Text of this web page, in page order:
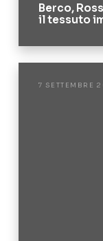
Berco,
il tessuto
7 SETTEMBRE